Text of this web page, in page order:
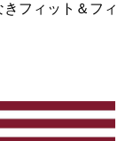
フィット＆フィ